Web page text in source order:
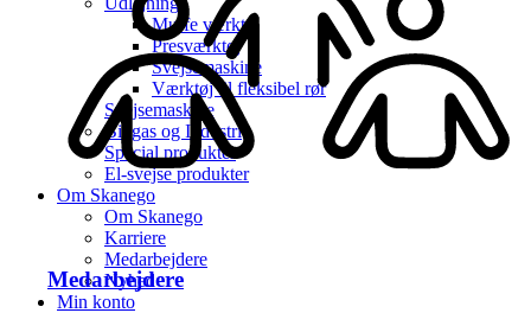
Medarbejdere
Muffe værktøj
Presværktøj
Svejsemaskine
Værktøj til fleksibel rør
Svejsemaskine
Biogas og Industri
Special produkter
El-svejse produkter
Om Skanego
Om Skanego
Karriere
Medarbejdere
Nyhed
Min konto